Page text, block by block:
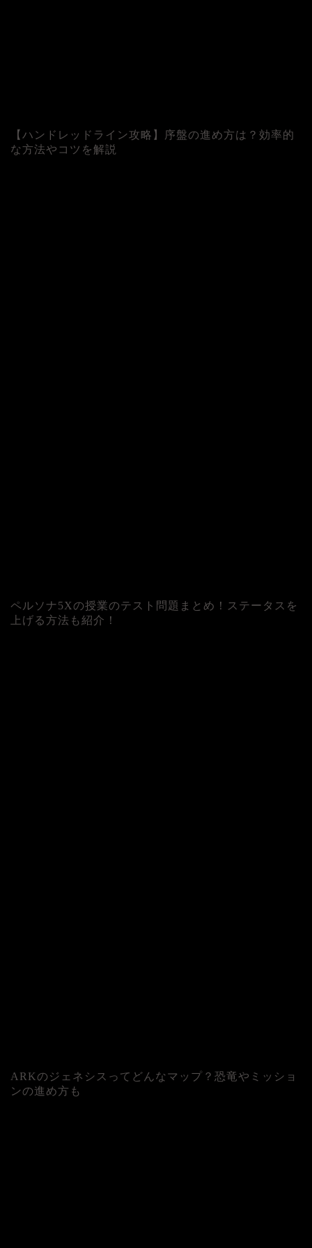
【ハンドレッドライン攻略】序盤の進め方は？効率的
な方法やコツを解説
ペルソナ5Xの授業のテスト問題まとめ！ステータスを
上げる方法も紹介！
ARKのジェネシスってどんなマップ？恐竜やミッショ
ンの進め方も